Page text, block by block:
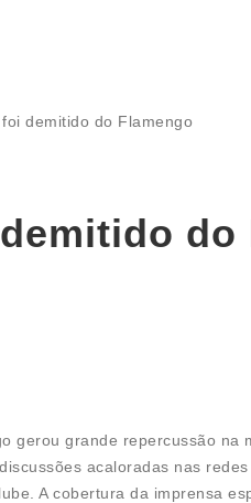
demitido do Flamengo
do
gerou grande repercussão
acaloradas nas
A cobertura da imprensa